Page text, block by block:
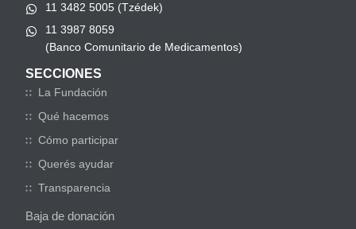
11 3482 5005 (Tzédek)
11 3987 8059
(Banco Comunitario de Medicamentos)
SECCIONES
La Fundación
Qué hacemos
Cómo participar
Querés ayudar
Transparencia
Baja de donación